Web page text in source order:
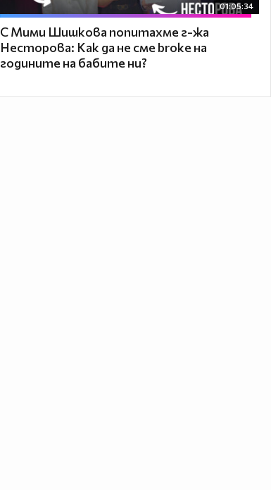
01:05:34
С Мими Шишкова попитахме г-жа
Несторова: Как да не сме broke на
годините на бабите ни?